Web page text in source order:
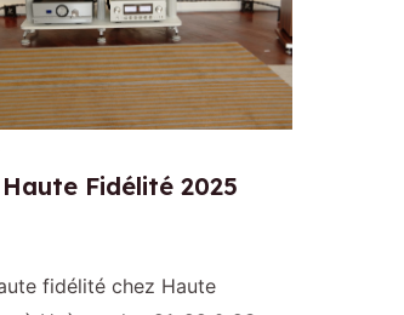
Fidélité 2025
fidélité chez Haute